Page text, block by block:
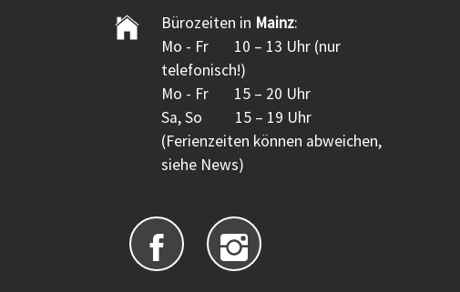
Bürozeiten in Mainz:
Mo - Fr 10 – 13 Uhr (nur
telefonisch!)
Mo - Fr 15 – 20 Uhr
Sa, So 15 – 19 Uhr
(Ferienzeiten können abweichen,
siehe News)